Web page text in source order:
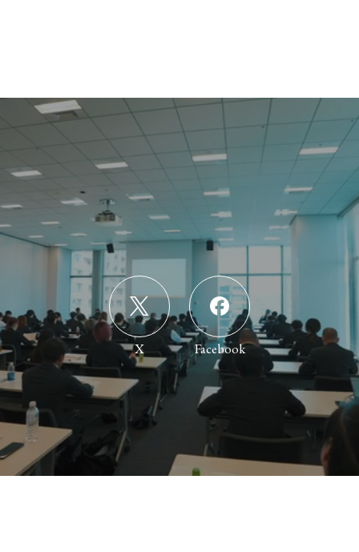
Official SNS
公式SNS
X Facebook